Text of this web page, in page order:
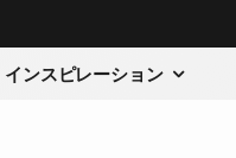
インスピレーション